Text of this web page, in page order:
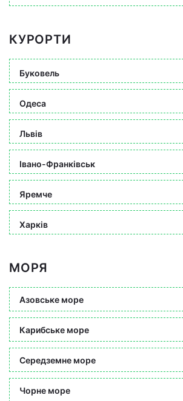
КУРОРТИ
Буковель
Одеса
Львів
Івано-Франківськ
Яремче
Харків
МОРЯ
Азовське море
Карибське море
Середземне море
Чорне море